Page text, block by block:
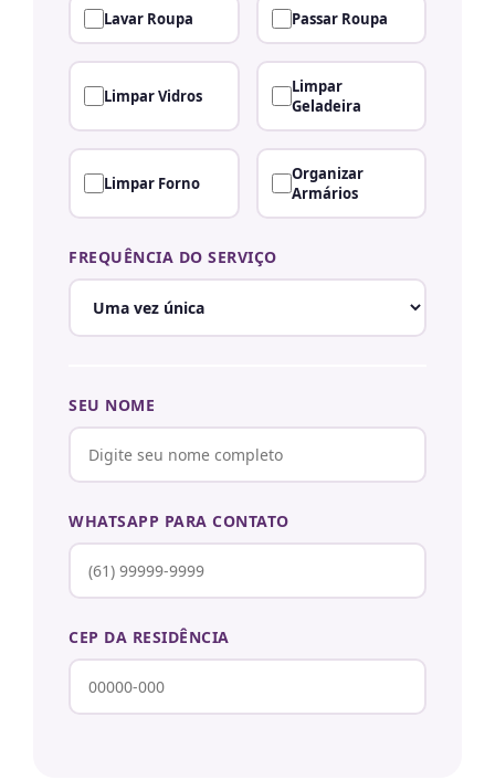
Lavar Roupa Passar Roupa
Limpar Vidros
Limpar
Geladeira
Limpar Forno
Organizar
Armários
FREQUÊNCIA DO SERVIÇO
SEU NOME
WHATSAPP PARA CONTATO
CEP DA RESIDÊNCIA